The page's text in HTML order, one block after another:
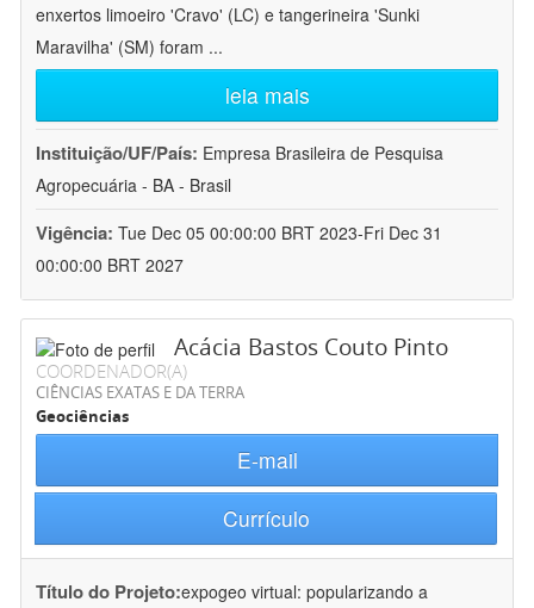
enxertos limoeiro 'Cravo' (LC) e tangerineira 'Sunki
Maravilha' (SM) foram ...
leia mais
Instituição/UF/País: Empresa Brasileira de Pesquisa
Agropecuária - BA - Brasil
Vigência: Tue Dec 05 00:00:00 BRT 2023-Fri Dec 31
00:00:00 BRT 2027
Acácia Bastos Couto Pinto
COORDENADOR(A)
CIÊNCIAS EXATAS E DA TERRA
Geociências
E-mail
Currículo
Título do Projeto:expogeo virtual: popularizando a